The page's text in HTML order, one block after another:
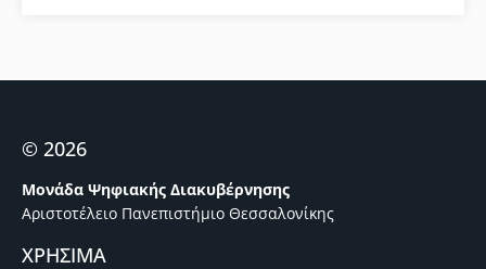
© 2026
Μονάδα Ψηφιακής Διακυβέρνησης
Αριστοτέλειο Πανεπιστήμιο Θεσσαλονίκης
ΧΡΗΣΙΜΑ